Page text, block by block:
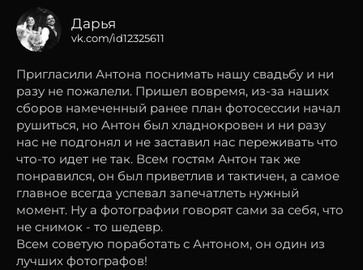
Дарья
vk.com/id12325611
Пригласили Антона поснимать нашу свадьбу и ни
разу не пожалели. Пришел вовремя, из-за наших
сборов намеченный ранее план фотосессии начал
рушиться, но Антон был хладнокровен и ни разу
нас не подгонял и не заставил нас переживать что
что-то идет не так. Всем гостям Антон так же
понравился, он был приветлив и тактичен, а самое
главное всегда успевал запечатлеть нужный
момент. Ну а фотографии говорят сами за себя, что
не снимок - то шедевр.
Всем советую поработать с Антоном, он один из
лучших фотографов!